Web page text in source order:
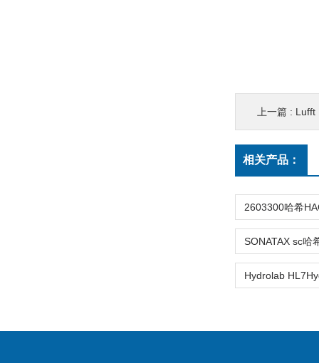
上一篇 : Lufft
相关产品：